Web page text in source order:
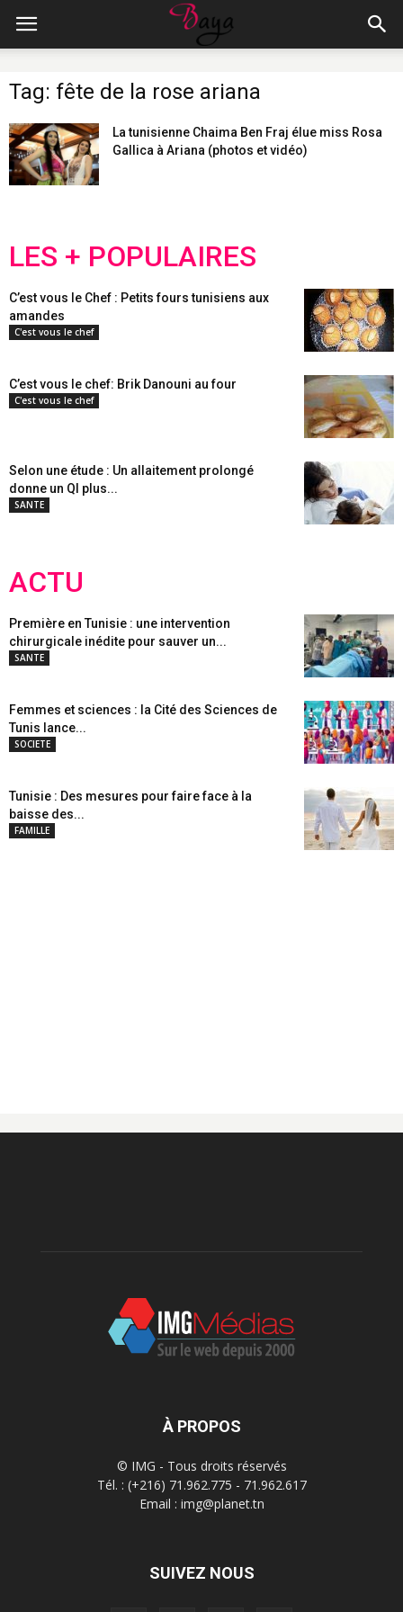
Tag: fête de la rose ariana
La tunisienne Chaima Ben Fraj élue miss Rosa
Gallica à Ariana (photos et vidéo)
LES + POPULAIRES
C’est vous le Chef : Petits fours tunisiens aux
amandes
C'est vous le chef
C’est vous le chef: Brik Danouni au four
C'est vous le chef
Selon une étude : Un allaitement prolongé
donne un QI plus...
SANTE
ACTU
Première en Tunisie : une intervention
chirurgicale inédite pour sauver un...
SANTE
Femmes et sciences : la Cité des Sciences de
Tunis lance...
SOCIETE
Tunisie : Des mesures pour faire face à la
baisse des...
FAMILLE
À PROPOS
© IMG - Tous droits réservés
Tél. : (+216) 71.962.775 - 71.962.617
Email : img@planet.tn
SUIVEZ NOUS